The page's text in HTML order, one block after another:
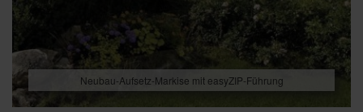
Neubau-Aufsetz-Markise mit easyZIP-Führung